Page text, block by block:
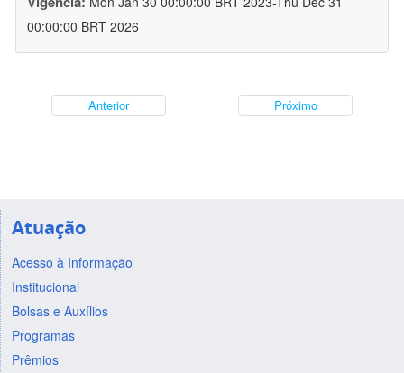
00:00:00 BRT 2026
Anterior Próximo
Atuação
Acesso à Informação
Institucional
Bolsas e Auxílios
Programas
Prêmios